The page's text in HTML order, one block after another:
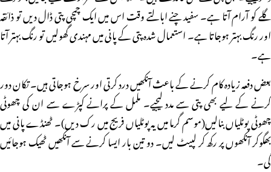
گلے کو آرام آتا ہے۔ سفید چنے ابالتے وقت اس میں ایک چمچی پتی ڈال دیں تو ذائقہ
اور رنگ بہتر ہوجاتا ہے۔ استعمال شدہ پتی کے پانی میں مہندی گھولیں تو رنگ بہتر آتا
ہے۔
بعض دفعہ زیادہ کام کرنے کے باعث آنکھیں درد کرتی اور سرخ ہوجاتی ہیں۔ تکان دور
کرنے کے لیے بھی پتی سے مدد لیجیے۔ ململ کے پرانے کپڑے سے ان کی چھوٹی
چھوٹی پوٹلیاں بنالیں(موسم گرما میں یہ پوٹلیاں فریج میں رک دیں)۔ ٹھنڈے پانی میں
بھگوکر آنکھوں پر رکھ کر لپیٹ لیں۔ دو تین بار ایسا کرنے سے آنکھیں ٹھیک ہوجائیں
گی۔